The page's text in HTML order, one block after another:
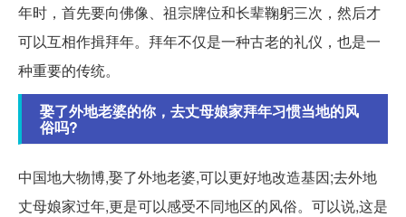
年时，首先要向佛像、祖宗牌位和长辈鞠躬三次，然后才
可以互相作揖拜年。拜年不仅是一种古老的礼仪，也是一
种重要的传统。
娶了外地老婆的你，去丈母娘家拜年习惯当地的风
俗吗?
中国地大物博,娶了外地老婆,可以更好地改造基因;去外地
丈母娘家过年,更是可以感受不同地区的风俗。可以说,这是